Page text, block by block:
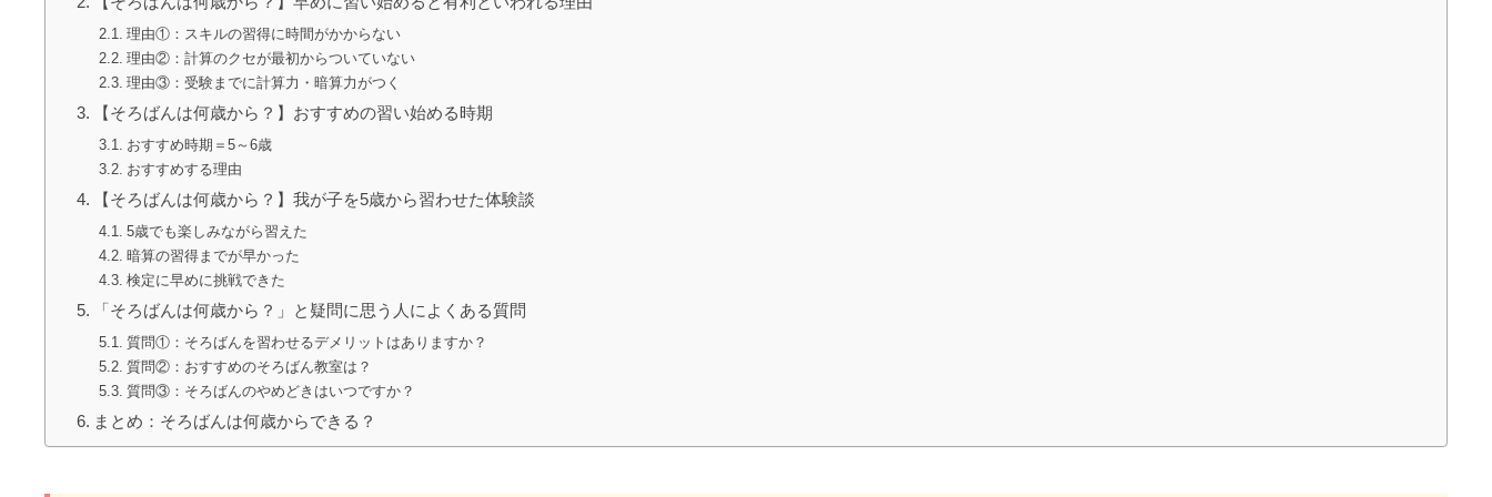
理由①：スキルの習得に時間がかからない
理由②：計算のクセが最初からついていない
理由③：受験までに計算力・暗算力がつく
【そろばんは何歳から？】おすすめの習い始める時期
おすすめ時期＝5～6歳
おすすめする理由
【そろばんは何歳から？】我が子を5歳から習わせた体験談
5歳でも楽しみながら習えた
暗算の習得までが早かった
検定に早めに挑戦できた
「そろばんは何歳から？」と疑問に思う人によくある質問
質問①：そろばんを習わせるデメリットはありますか？
質問②：おすすめのそろばん教室は？
質問③：そろばんのやめどきはいつですか？
まとめ：そろばんは何歳からできる？